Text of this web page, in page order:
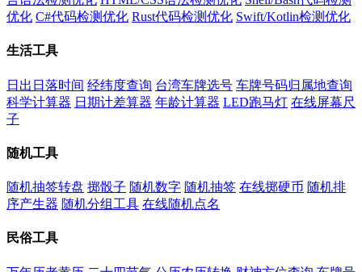
优化 C#代码检测优化 Rust代码检测优化 Swift/Kotlin检测优化
生活工具
日出日落时间 经纬度查询 台湾车牌选号 车牌号码归属地查询
科学计算器 日期计差算器 年龄计算器 LED跑马灯 在线屏幕尺
子
随机工具
随机抽签转盘 掷骰子 随机数字 随机抽签 在线掷硬币 随机排
序产生器 随机分组工具 在线随机点名
民俗工具